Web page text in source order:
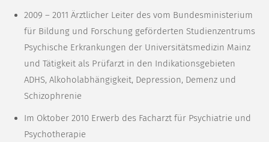
2009 – 2011 Ärztlicher Leiter des vom Bundesministerium
für Bildung und Forschung geförderten Studienzentrums
Psychische Erkrankungen der Universitätsmedizin Mainz
und Tätigkeit als Prüfarzt in den Indikationsgebieten
ADHS, Alkoholabhängigkeit, Depression, Demenz und
Schizophrenie
Im Oktober 2010 Erwerb des Facharzt für Psychiatrie und
Psychotherapie